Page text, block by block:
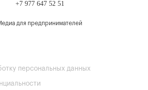
+7 977 647 52 51
для предпринимателей
персональных данных